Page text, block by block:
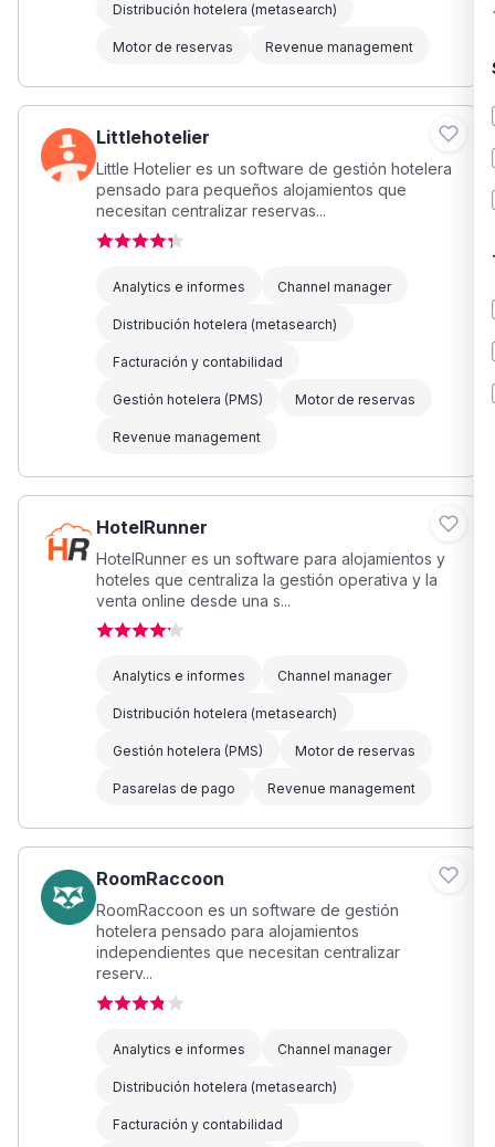
Distribución hotelera (metasearch)
Motor de reservas Revenue management
Littlehotelier
Little Hotelier es un software de gestión hotelera
pensado para pequeños alojamientos que
necesitan centralizar reservas...
Analytics e informes Channel manager
Distribución hotelera (metasearch)
Facturación y contabilidad
Gestión hotelera (PMS) Motor de reservas
Revenue management
HotelRunner
HotelRunner es un software para alojamientos y
hoteles que centraliza la gestión operativa y la
venta online desde una s...
Analytics e informes Channel manager
Distribución hotelera (metasearch)
Gestión hotelera (PMS) Motor de reservas
Pasarelas de pago Revenue management
RoomRaccoon
RoomRaccoon es un software de gestión
hotelera pensado para alojamientos
independientes que necesitan centralizar
reserv...
Analytics e informes Channel manager
Distribución hotelera (metasearch)
Facturación y contabilidad